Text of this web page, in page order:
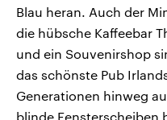
Blau heran. Auch der
die hübsche Kaffeebar
und ein Souvenirshop
das schönste Pub
Generationen hinweg
blinde Fensterscheiben